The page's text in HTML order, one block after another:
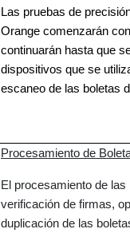
Las pruebas de
Orange comenzarán
continuarán hasta que
dispositivos que se
escaneo de las boletas
Procesamiento de
El procesamiento de
verificación de firmas,
duplicación de las